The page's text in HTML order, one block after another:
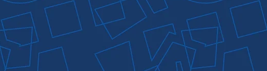
Facility EHS & LEAN
Radius Ecosystem